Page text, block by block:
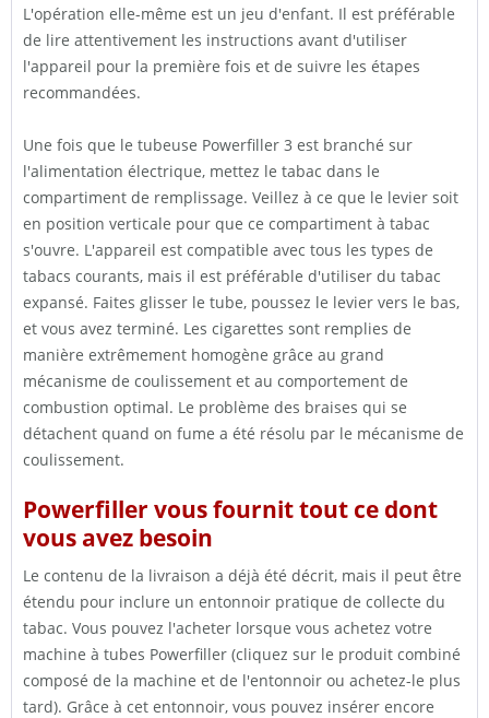
L'opération elle-même est un jeu d'enfant. Il est préférable
de lire attentivement les instructions avant d'utiliser
l'appareil pour la première fois et de suivre les étapes
recommandées.
Une fois que le tubeuse Powerfiller 3 est branché sur
l'alimentation électrique, mettez le tabac dans le
compartiment de remplissage. Veillez à ce que le levier soit
en position verticale pour que ce compartiment à tabac
s'ouvre. L'appareil est compatible avec tous les types de
tabacs courants, mais il est préférable d'utiliser du tabac
expansé. Faites glisser le tube, poussez le levier vers le bas,
et vous avez terminé. Les cigarettes sont remplies de
manière extrêmement homogène grâce au grand
mécanisme de coulissement et au comportement de
combustion optimal. Le problème des braises qui se
détachent quand on fume a été résolu par le mécanisme de
coulissement.
Powerfiller vous fournit tout ce dont
vous avez besoin
Le contenu de la livraison a déjà été décrit, mais il peut être
étendu pour inclure un entonnoir pratique de collecte du
tabac. Vous pouvez l'acheter lorsque vous achetez votre
machine à tubes Powerfiller (cliquez sur le produit combiné
composé de la machine et de l'entonnoir ou achetez-le plus
tard). Grâce à cet entonnoir, vous pouvez insérer encore